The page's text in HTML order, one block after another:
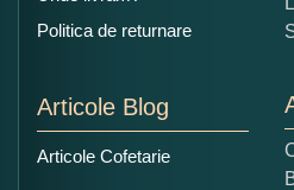
Ce nota acordati acestui
Copiati alaturi numarul din
Politica de returnare
Articole Blog
Articole Cofetarie